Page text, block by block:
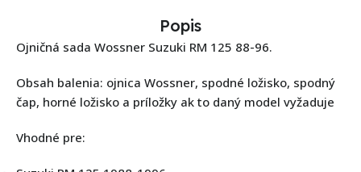
Popis
Ojničná sada Wossner Suzuki RM 125 88-96.
Obsah balenia: ojnica Wossner, spodné ložisko, spodný
čap, horné ložisko a príložky ak to daný model vyžaduje
Vhodné pre: